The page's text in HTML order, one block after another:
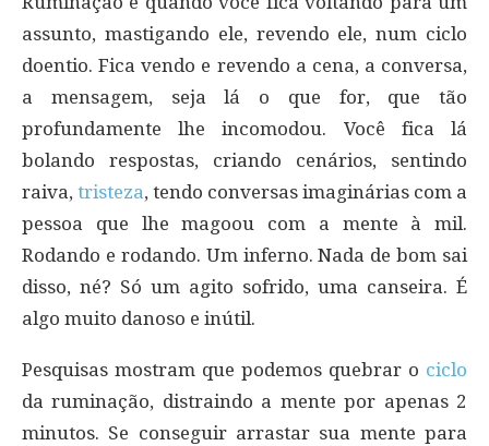
assunto, mastigando ele, revendo ele, num ciclo
doentio. Fica vendo e revendo a cena, a conversa,
a mensagem, seja lá o que for, que tão
profundamente lhe incomodou. Você fica lá
bolando respostas, criando cenários, sentindo
raiva, tristeza, tendo conversas imaginárias com a
pessoa que lhe magoou com a mente à mil.
Rodando e rodando. Um inferno. Nada de bom sai
disso, né? Só um agito sofrido, uma canseira. É
algo muito danoso e inútil.
Pesquisas mostram que podemos quebrar o ciclo
da ruminação, distraindo a mente por apenas 2
minutos. Se conseguir arrastar sua mente para